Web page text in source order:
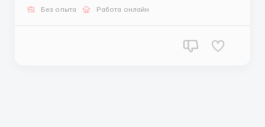
роботу; Можливість кар’єрного зростання (доБез опыта Работа онлайн